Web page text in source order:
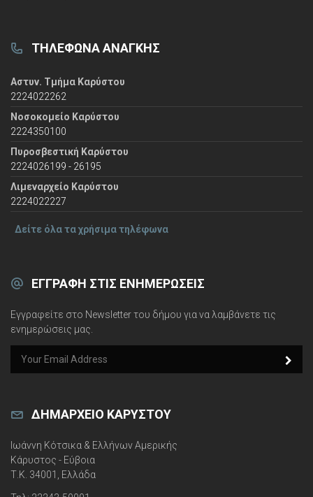
ΤΗΛΈΦΩΝΑ ΑΝΆΓΚΗΣ
Αστυν. Τμήμα Καρύστου
2224022262
Νοσοκομείο Καρύστου
2224350100
Πυροσβεστική Καρύστου
2224026199 - 26195
Λιμεναρχείο Καρύστου
2224022227
Δείτε όλα τα χρήσιμα τηλέφωνα
ΕΓΓΡΑΦΉ ΣΤΙΣ ΕΝΗΜΕΡΏΣΕΙΣ
Εγγραφείτε στο Newsletter του δήμου για να λαμβάνετε τις
ενημερώσεις μας.
ΔΗΜΑΡΧΕΊΟ ΚΑΡΎΣΤΟΥ
Ιωάννη Κότσικα & Ελλήνων Αμερικής
Κάρυστος - Εύβοια
Τ.Κ. 34001, Ελλάδα